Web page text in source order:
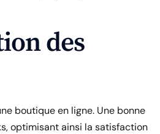
des
boutique en ligne. Une bonne
optimisant ainsi la satisfaction